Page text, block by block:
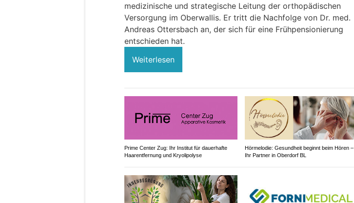
medizinische und strategische Leitung der orthopädischen
Versorgung im Oberwallis. Er tritt die Nachfolge von Dr. med.
Andreas Ottersbach an, der sich für eine Frühpensionierung
entschieden hat.
Weiterlesen
Prime Center Zug: Ihr Institut für dauerhafte
Haarentfernung und Kryolipolyse
Hörmelodie: Gesundheit beginnt beim Hören –
Ihr Partner in Oberdorf BL